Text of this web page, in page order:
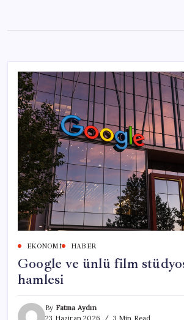
content
EKONOMI HABER
Google ve ünlü film
hamlesi
By Fatma Aydın
23 Haziran 2026
3 Min Read